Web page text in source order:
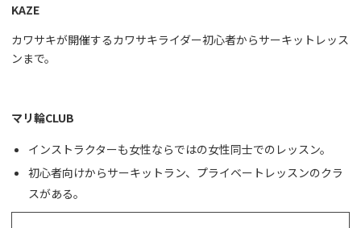
KAZE
カワサキが開催するカワサキライダー初心者からサーキットレッス
ンまで。
マリ輪CLUB
インストラクターも女性ならではの女性同士でのレッスン。
初心者向けからサーキットラン、プライベートレッスンのクラ
スがある。